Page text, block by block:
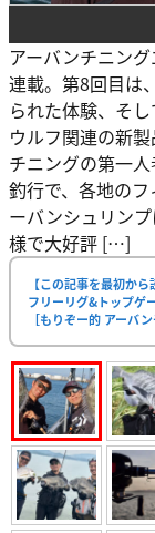
アーバンチニン
連載。第8回目は
られた体験、そ
ウルフ関連の新
チニングの第一
釣行で、各地の
ーバンシュリン
様で大好評 […]
【この記事を最初から
フリーリグ&トップゲ
［もりぞー的 アーバ